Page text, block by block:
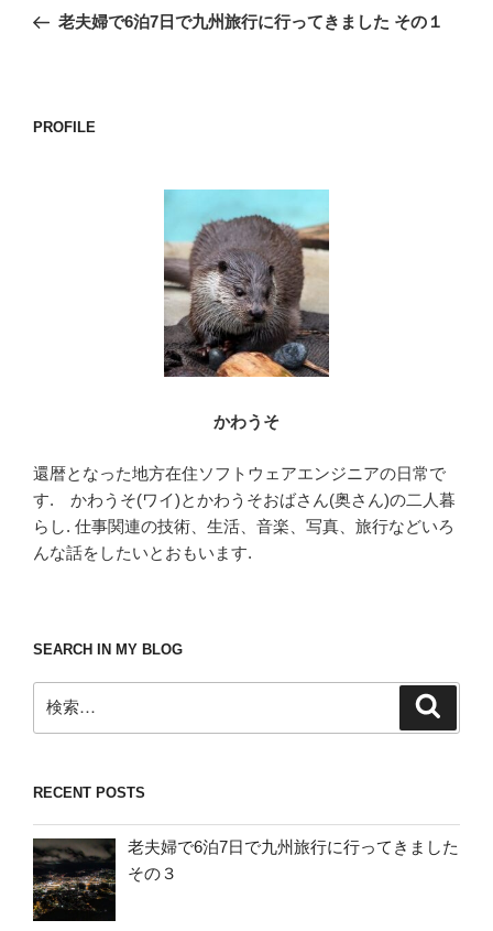
ナ
ー
の
老夫婦で6泊7日で九州旅行に行ってきました その１
PROFILE
かわうそ
還暦となった地方在住ソフトウェアエンジニアの日常で
す. かわうそ(ワイ)とかわうそおばさん(奥さん)の二人暮
らし. 仕事関連の技術、生活、音楽、写真、旅行などいろ
んな話をしたいとおもいます.
SEARCH IN MY BLOG
索:
RECENT POSTS
老夫婦で6泊7日で九州旅行に行ってきました
その３